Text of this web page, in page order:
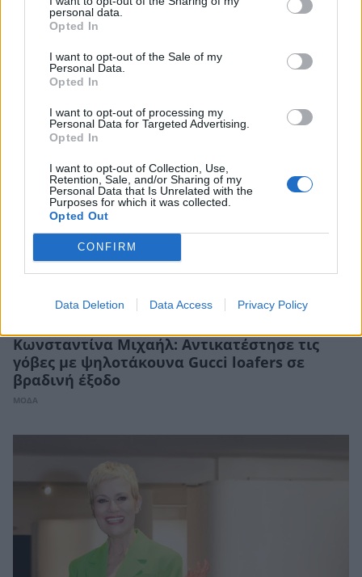
personal data.
Opted In
I want to opt-out of the Sale of my
Personal Data.
Opted In
I want to opt-out of processing my
Personal Data for Targeted Advertising.
Opted In
I want to opt-out of Collection, Use,
Retention, Sale, and/or Sharing of my
Personal Data that Is Unrelated with the
Purposes for which it was collected.
Opted Out
CONFIRM
Data Deletion Data Access Privacy Policy
απομυθοποιήσει τη ζωή μου για να μην έχω
άγχος»
Κωνσταντίνα Μιχαήλ: Αντικατέστησε τις
γόβες με ψηλοτάκουνα Gucci loafers σε
βραδινή έξοδο
ΜΟΔΑ